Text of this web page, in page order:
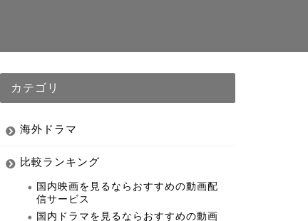
カテゴリ
海外ドラマ
比較ランキング
国内映画を見るならおすすめの動画配
信サービス
国内ドラマを見るならおすすめの動画